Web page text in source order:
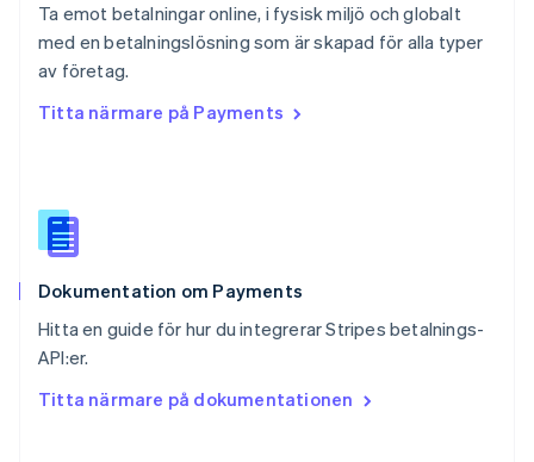
Ta emot betalningar online, i fysisk miljö och globalt
med en betalningslösning som är skapad för alla typer
av företag.
Titta närmare på Payments
Dokumentation om Payments
Hitta en guide för hur du integrerar Stripes betalnings-
API:er.
Titta närmare på dokumentationen
DeutschFrançaisItalianoEnglish
Singapore
English简体中文
English
Español
Storbritannien
Sverige
Thailand
ไทย
English